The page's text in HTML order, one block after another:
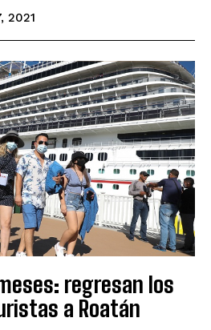
2021
regresan los
a Roatán